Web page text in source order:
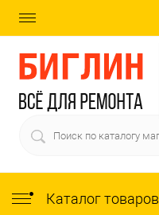
Каталог товаров